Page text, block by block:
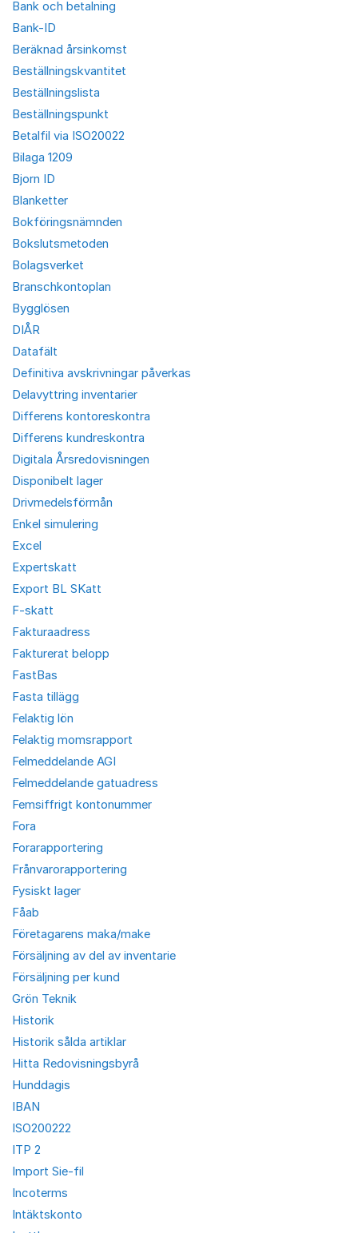
Bank och betalning
Bank-ID
Beräknad årsinkomst
Beställningskvantitet
Beställningslista
Beställningspunkt
Betalfil via ISO20022
Bilaga 1209
Bjorn ID
Blanketter
Bokföringsnämnden
Bokslutsmetoden
Bolagsverket
Branschkontoplan
Bygglösen
DIÅR
Datafält
Definitiva avskrivningar påverkas
Delavyttring inventarier
Differens kontoreskontra
Differens kundreskontra
Digitala Årsredovisningen
Disponibelt lager
Drivmedelsförmån
Enkel simulering
Excel
Expertskatt
Export BL SKatt
F-skatt
Fakturaadress
Fakturerat belopp
FastBas
Fasta tillägg
Felaktig lön
Felaktig momsrapport
Felmeddelande AGI
Felmeddelande gatuadress
Femsiffrigt kontonummer
Fora
Forarapportering
Frånvarorapportering
Fysiskt lager
Fåab
Företagarens maka/make
Försäljning av del av inventarie
Försäljning per kund
Grön Teknik
Historik
Historik sålda artiklar
Hitta Redovisningsbyrå
Hunddagis
IBAN
ISO200222
ITP 2
Import Sie-fil
Incoterms
Intäktskonto